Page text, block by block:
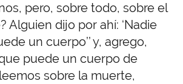
pero, sobre todo, sobre el
Alguien dijo por ahí: ‘Nadie
un cuerpo’’ y, agrego,
puede un cuerpo de
sobre la muerte,